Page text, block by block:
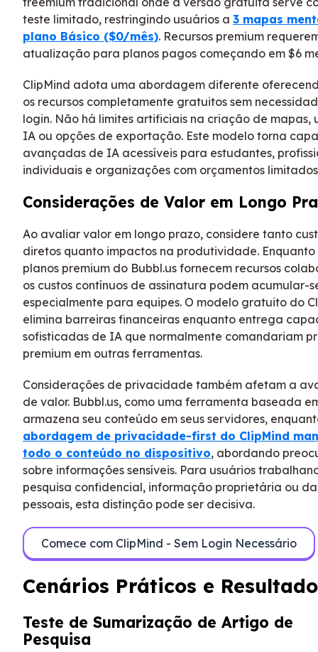
teste limitado, restringindo usuários a 3 mapas
plano Básico ($0/mês). Recursos premium
atualização para planos pagos começando em $6
ClipMind adota uma abordagem diferente
os recursos completamente gratuitos sem
login. Não há limites artificiais na criação de mapas,
IA ou opções de exportação. Este modelo torna
avançadas de IA acessíveis para estudantes,
individuais e organizações com orçamentos
Considerações de Valor em Longo
Ao avaliar valor em longo prazo, considere tanto
diretos quanto impactos na produtividade. Enquanto
planos premium do Bubbl.us fornecem recursos
os custos contínuos de assinatura podem acumular-
especialmente para equipes. O modelo gratuito do
elimina barreiras financeiras enquanto entrega
sofisticadas de IA que normalmente comandariam
premium em outras ferramentas.
Considerações de privacidade também afetam a
de valor. Bubbl.us, como uma ferramenta baseada
armazena seu conteúdo em seus servidores,
abordagem de privacidade-first do ClipMind
todo o conteúdo no dispositivo, abordando
sobre informações sensíveis. Para usuários
pesquisa confidencial, informação proprietária ou
pessoais, esta distinção pode ser decisiva.
Comece com ClipMind - Sem Login Necessário
Cenários Práticos e
Teste de Sumarização de Artigo de
Pesquisa